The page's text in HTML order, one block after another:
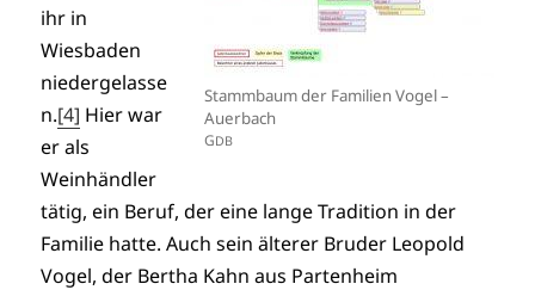
Stammbaum der Familien Vogel –
Auerbach
GDB
ihr in
Wiesbaden
niedergelasse
n.[4] Hier war
er als
Weinhändler
tätig, ein Beruf, der eine lange Tradition in der
Familie hatte. Auch sein älterer Bruder Leopold
Vogel, der Bertha Kahn aus Partenheim